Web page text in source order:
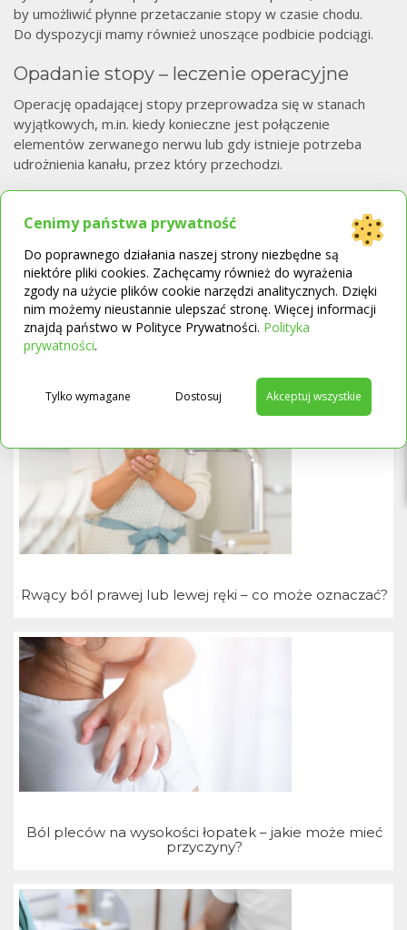
by umożliwić płynne przetaczanie stopy w czasie chodu.
Do dyspozycji mamy również unoszące podbicie podciągi.
Opadanie stopy – leczenie operacyjne
Operację opadającej stopy przeprowadza się w stanach
wyjątkowych, m.in. kiedy konieczne jest połączenie
elementów zerwanego nerwu lub gdy istnieje potrzeba
udrożnienia kanału, przez który przechodzi.
Bibliografia:
https://www.mayoclinic.org/diseases-conditions/foot-
drop/diagnosis-treatment/drc-20372633
https://www.webmd.com/a-to-z-guides/foot-drop-
causes-symptoms-treatments
https://www.rehab.pl/blog/zapalenie-nerwu-kulszowego/
Rwący ból prawej lub lewej ręki – co może oznaczać?
Ból pleców na wysokości łopatek – jakie może mieć
przyczyny?
Cenimy państwa prywatność
Do poprawnego działania naszej strony niezbędne są
niektóre pliki cookies. Zachęcamy również do wyrażenia
zgody na użycie plików cookie narzędzi analitycznych. Dzięki
nim możemy nieustannie ulepszać stronę. Więcej informacji
znajdą państwo w Polityce Prywatności. Polityka
prywatności.
Dostosuj
Tylko wymagane Akceptuj wszystkie